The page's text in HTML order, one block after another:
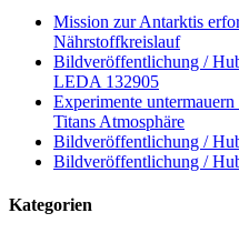
Mission zur Antarktis
Nährstoffkreislauf
Bildveröffentlichung /
LEDA 132905
Experimente
Titans Atmosphäre
Bildveröffentlichung /
Bildveröffentlichung /
Kategorien